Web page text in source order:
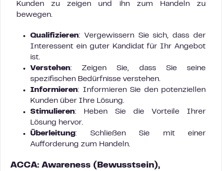
Kunden zu zeigen und ihn zum Handeln zu
bewegen.
Qualifizieren: Vergewissern Sie sich, dass der
Interessent ein guter Kandidat für Ihr Angebot
ist.
Verstehen: Zeigen Sie, dass Sie seine
spezifischen Bedürfnisse verstehen.
Informieren: Informieren Sie den potenziellen
Kunden über Ihre Lösung.
Stimulieren: Heben Sie die Vorteile Ihrer
Lösung hervor.
Überleitung: Schließen Sie mit einer
Aufforderung zum Handeln.
ACCA: Awareness (Bewusstsein),